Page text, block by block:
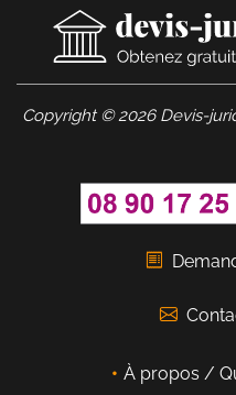
Copyright © 2026 Devis-
À propos /